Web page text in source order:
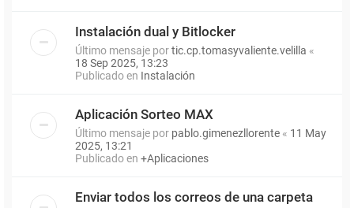
Instalación dual y Bitlocker
Último mensaje portic.cp.tomasyvaliente.velilla «
18 Sep 2025, 13:23
Publicado en Instalación
Aplicación Sorteo MAX
Último mensaje por pablo.gimenezllorente « 11 May
2025, 13:21
Publicado en +Aplicaciones
Enviar todos los correos de una carpeta